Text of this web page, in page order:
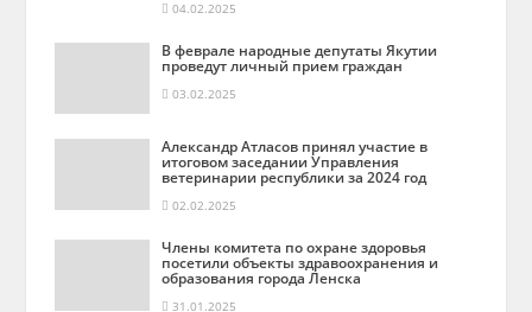
04.02.2025
В феврале народные депутаты Якутии
проведут личный прием граждан
03.02.2025
Александр Атласов принял участие в
итоговом заседании Управления
ветеринарии республики за 2024 год
02.02.2025
Члены комитета по охране здоровья
посетили объекты здравоохранения и
образования города Ленска
31.01.2025